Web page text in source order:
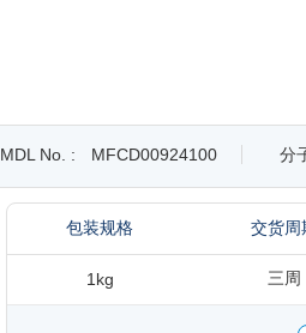
MDL No. : MFCD00924100 分
包装规格 交货周
1kg 三周